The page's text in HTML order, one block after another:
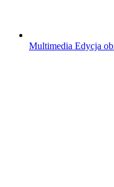
Multimedia Edycja